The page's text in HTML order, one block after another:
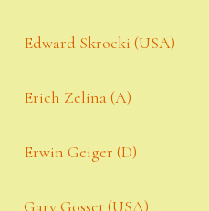
Edward Skrocki (USA)
Erich Zelina (A)
Erwin Geiger (D)
Gary Gosset (USA)